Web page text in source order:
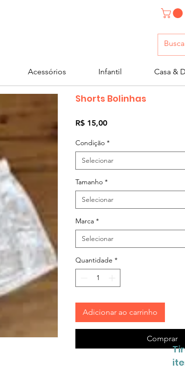
Acessórios Infantil Casa &
Shorts Bolinhas
R$ 15,00Preço
Condição *
Selecionar
Tamanho *
Selecionar
Marca *
Selecionar
Quantidade *
Adicionar ao carrinho
Comprar